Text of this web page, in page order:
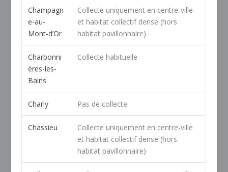
Champagn
e-au-
Mont-d’Or
Collecte uniquement en centre-ville
et habitat collectif dense (hors
habitat pavillonnaire)
Charbonni
ères-les-
Bains
Collecte habituelle
Charly Pas de collecte
Chassieu
Collecte uniquement en centre-ville
et habitat collectif dense (hors
habitat pavillonnaire)